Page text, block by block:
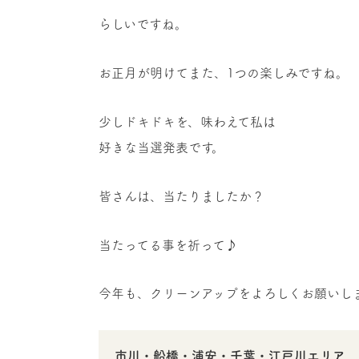
らしいですね。
お正月が明けてまた、1つの楽しみですね。
少しドキドキを、味わえて私は
好きな当選発表です。
皆さんは、当たりましたか？
当たってる事を祈って♪
今年も、クリーンアップをよろしくお願いし
市川・船橋・浦安・千葉・江戸川エリア